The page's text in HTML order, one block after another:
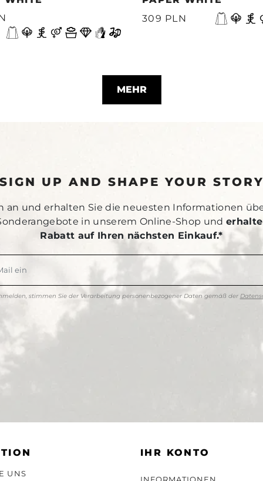
309 PLN
MEHR
UP AND SHAPE YOUR STORY
an und erhalten Sie die neuesten Informationen
in unserem Online-Shop und
Rabatt auf Ihren nächsten Einkauf.*
stimmen Sie der Verarbeitung personenbezogener Daten gemäß der
UNS
IHR KONTO